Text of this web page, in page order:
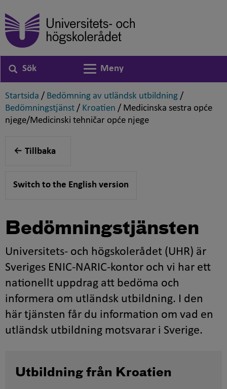
Sök
Växla navigering
Meny
Startsida ,
/ Bedömning av utländsk utbildning ,
/
Bedömningstjänst ,
/ Kroatien ,
/ Medicinska sestra opće
njege/Medicinski tehničar opće njege,
Tillbaka
Switch to the English version
Bedömningstjänsten
Universitets- och högskolerådet (UHR) är
Sveriges ENIC-NARIC-kontor och vi har ett
nationellt uppdrag att bedöma och
informera om utländsk utbildning. I den
här tjänsten får du information om vad en
utländsk utbildning motsvarar i Sverige.
Utbildning från Kroatien